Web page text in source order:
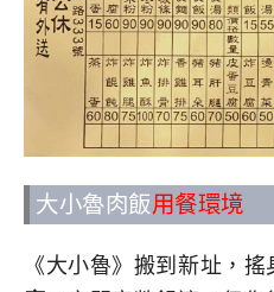
大小魯肉飯用餐環境
《大小魯》搬到新址，